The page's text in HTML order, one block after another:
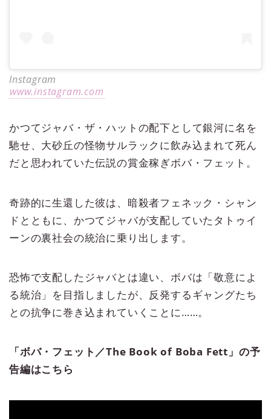
Instagram
www.instagram.com
かつてジャバ・ザ・ハットの配下として銀河に名を
馳せ、大砂丘の怪物サルラックに飲み込まれて死ん
だと思われていた伝説の賞金稼ぎボバ・フェット。
奇跡的に生還した彼は、暗殺者フェネック・シャン
ドとともに、かつてジャバが支配していたタトゥイ
ーンの裏社会の統治に乗り出します。
恐怖で支配したジャバとは違い、ボバは「敬意によ
る統治」を目指しましたが、反発するギャングたち
との抗争に巻き込まれていくことに……。
「ボバ・フェット／The Book of Boba Fett」の予
告編はこちら